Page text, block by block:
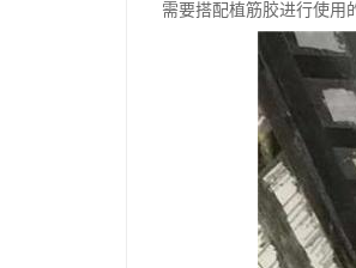
需要搭配植筋胶进行使用